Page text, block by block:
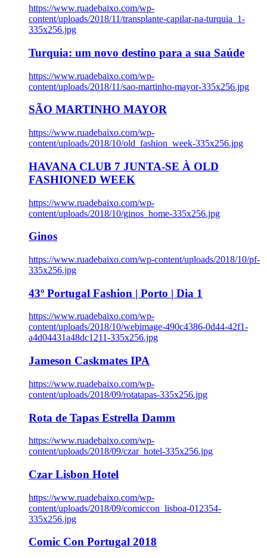
https://www.ruadebaixo.com/wp-
content/uploads/2018/11/transplante-capilar-na-turquia_1-
335x256.jpg
Turquia: um novo destino para a sua Saúde
https://www.ruadebaixo.com/wp-
content/uploads/2018/11/sao-martinho-mayor-335x256.jpg
SÃO MARTINHO MAYOR
https://www.ruadebaixo.com/wp-
content/uploads/2018/10/old_fashion_week-335x256.jpg
HAVANA CLUB 7 JUNTA-SE À OLD
FASHIONED WEEK
https://www.ruadebaixo.com/wp-
content/uploads/2018/10/ginos_home-335x256.jpg
Ginos
https://www.ruadebaixo.com/wp-content/uploads/2018/10/pf-
335x256.jpg
43º Portugal Fashion | Porto | Dia 1
https://www.ruadebaixo.com/wp-
content/uploads/2018/10/webimage-490c4386-0d44-42f1-
a4d04431a48dc1211-335x256.jpg
Jameson Caskmates IPA
https://www.ruadebaixo.com/wp-
content/uploads/2018/09/rotatapas-335x256.jpg
Rota de Tapas Estrella Damm
https://www.ruadebaixo.com/wp-
content/uploads/2018/09/czar_hotel-335x256.jpg
Czar Lisbon Hotel
https://www.ruadebaixo.com/wp-
content/uploads/2018/09/comiccon_lisboa-012354-
335x256.jpg
Comic Con Portugal 2018